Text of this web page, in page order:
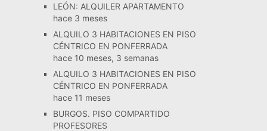
LEÓN: ALQUILER APARTAMENTO
hace 3 meses
ALQUILO 3 HABITACIONES EN PISO
CÉNTRICO EN PONFERRADA
hace 10 meses, 3 semanas
ALQUILO 3 HABITACIONES EN PISO
CÉNTRICO EN PONFERRADA
hace 11 meses
BURGOS. PISO COMPARTIDO
PROFESORES